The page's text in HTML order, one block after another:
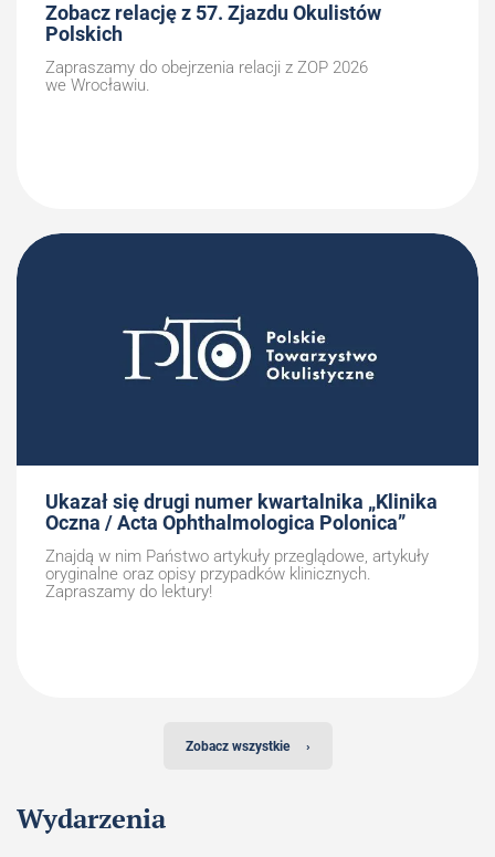
Zobacz relację z 57. Zjazdu Okulistów
Polskich
Zapraszamy do obejrzenia relacji z ZOP 2026
we Wrocławiu.
Ukazał się drugi numer kwartalnika „Klinika
Oczna / Acta Ophthalmologica Polonica”
Znajdą w nim Państwo artykuły przeglądowe, artykuły
oryginalne oraz opisy przypadków klinicznych.
Zapraszamy do lektury!
Zobacz wszystkie ›
Wydarzenia